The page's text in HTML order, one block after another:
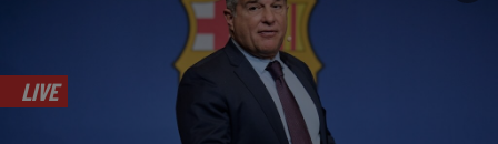
LIVE